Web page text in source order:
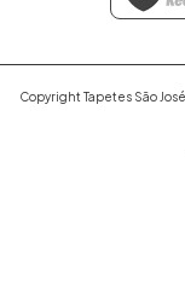
Copyright Tapetes São